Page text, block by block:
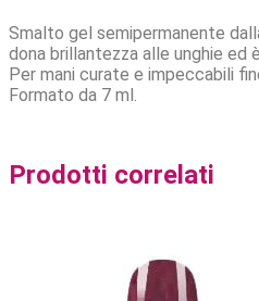
Smalto gel semipermanente
dona brillantezza alle unghie ed
Per mani curate e impeccabili
Formato da 7 ml.
Prodotti correlati